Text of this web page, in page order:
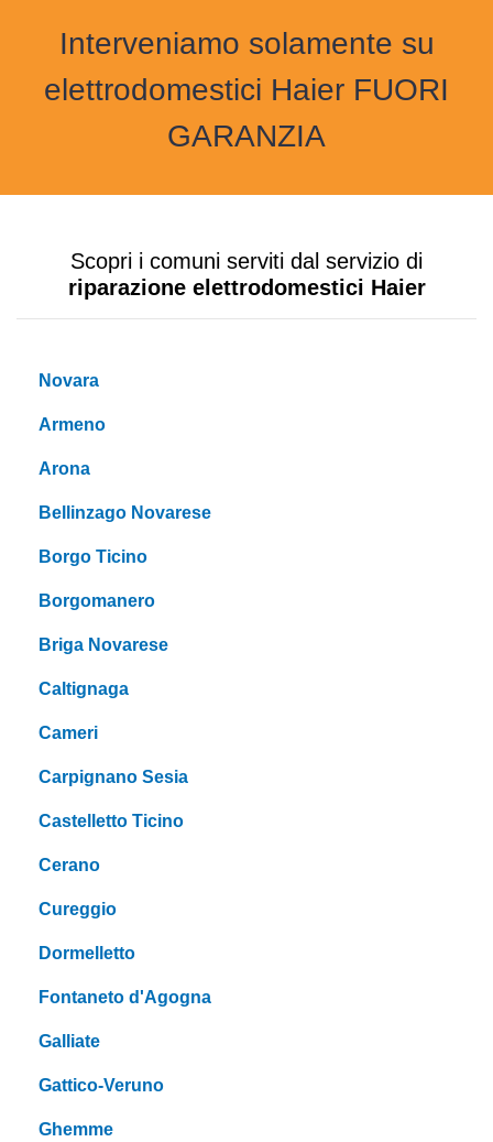
Interveniamo solamente su
elettrodomestici Haier FUORI
GARANZIA
Scopri i comuni serviti dal servizio di
riparazione elettrodomestici Haier
Novara
Armeno
Arona
Bellinzago Novarese
Borgo Ticino
Borgomanero
Briga Novarese
Caltignaga
Cameri
Carpignano Sesia
Castelletto Ticino
Cerano
Cureggio
Dormelletto
Fontaneto d'Agogna
Galliate
Gattico-Veruno
Ghemme